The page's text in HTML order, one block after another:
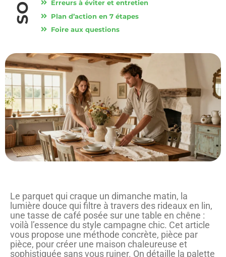
Erreurs à éviter et entretien
Plan d’action en 7 étapes
Foire aux questions
Le parquet qui craque un dimanche matin, la
lumière douce qui filtre à travers des rideaux en lin,
une tasse de café posée sur une table en chêne :
voilà l’essence du style campagne chic. Cet article
vous propose une méthode concrète, pièce par
pièce, pour créer une maison chaleureuse et
sophistiquée sans vous ruiner. On détaille la palette